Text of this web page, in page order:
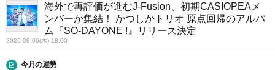
海外で再評価が進むJ-Fusion、初期CASIOPEAメ
ンバーが集結！ かつしかトリオ 原点回帰のアルバ
ム『SO-DAYONE !』リリース決定
2026-08-06(木) 18:00
今月の運勢